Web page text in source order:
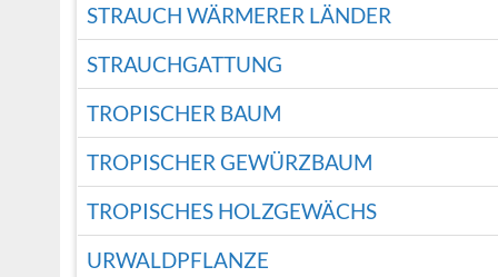
STRAUCH WÄRMERER LÄNDER
STRAUCHGATTUNG
TROPISCHER BAUM
TROPISCHER GEWÜRZBAUM
TROPISCHES HOLZGEWÄCHS
URWALDPFLANZE